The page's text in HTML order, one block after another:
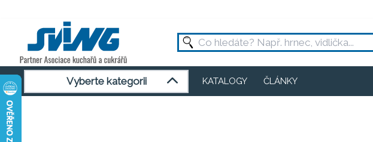
Vyberte kategorii KATALOGY ČLÁNKY